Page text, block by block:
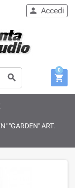

 Accedi

0
"GARDEN" ART.